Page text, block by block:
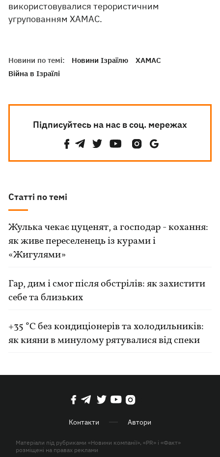
використовувалися терористичним
угрупованням ХАМАС.
Новини по темі: Новини Ізраїлю
ХАМАС
Війна в Ізраїлі
Підписуйтесь на нас в соц. мережах
Статті по темі
Жулька чекає цуценят, а господар - кохання:
як живе переселенець із курами і
«Жигулями»
Гар, дим і смог після обстрілів: як захистити
себе та близьких
+35 °C без кондиціонерів та холодильників:
як кияни в минулому рятувалися від спеки
Контакти Автори
Матеріали під рубриками «Новини компанії», «PR» і «Факт»
розміщені на правах реклами